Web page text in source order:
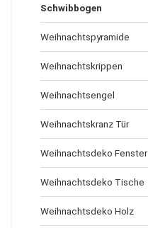
Schwibbogen
Weihnachtspyramide
Weihnachtskrippen
Weihnachtsengel
Weihnachtskranz Tür
Weihnachtsdeko Fenster
Weihnachtsdeko Tische
Weihnachtsdeko Holz